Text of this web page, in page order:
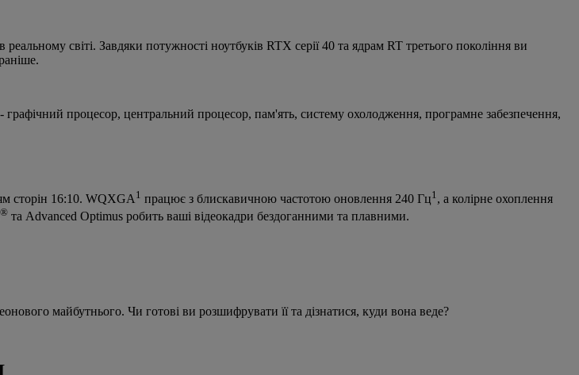
світі. Завдяки потужності ноутбуків RTX серії 40 та ядрам RT третього покоління ви
графічний процесор, центральний процесор, пам'ять, систему охолодження, програмне забезпечення,
сторін 16:10. WQXGA1 працює з блискавичною частотою оновлення 240 Гц1, а колірне охоплення
® та Advanced Optimus робить ваші відеокадри бездоганними та плавними.
майбутнього. Чи готові ви розшифрувати її та дізнатися, куди вона веде?